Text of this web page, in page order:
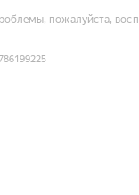
пожалуйста,